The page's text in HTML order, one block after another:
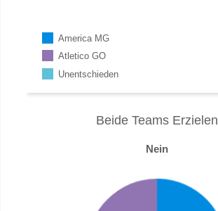
America MG
Atletico GO
Unentschieden
Beide Teams Erzielen
Nein